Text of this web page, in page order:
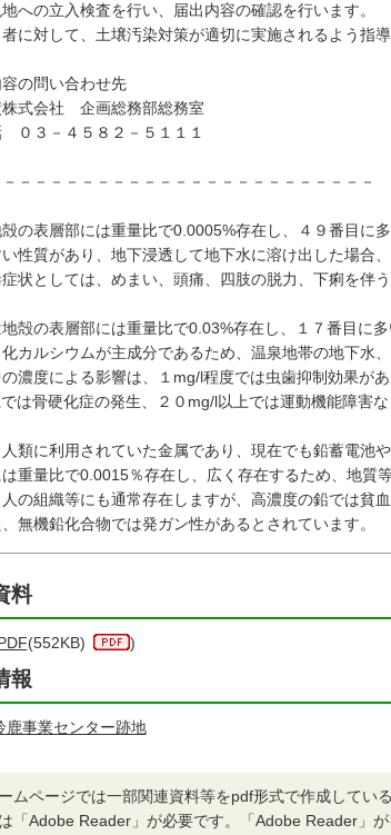
への立入検査を行い、届出内容の確認を行います。
に対して、土壌汚染対策が適切に実施されるよう指導
の問い合わせ先
式会社 企画総務部総務室
－４５８２－５１１１
－－－－－－－－－－－－－－－－－－－－－－－－
の表層部には重量比で0.0005%存在し、４９番目に
性質があり、地下浸透して地下水に溶け出した場合
状としては、めまい、頭痛、四肢の脱力、下痢を伴
殻の表層部には重量比で0.03%存在し、１７番目に
カルシウムが主成分であるため、温泉地帯の地下水
濃度による影響は、１mg/l程度では虫歯抑制効果があ
は骨硬化症の発生、２０mg/l以上では運動機能障害な
類に利用されていた金属であり、現在でも鉛蓄電池
重量比で0.0015％存在し、広く存在するため、地質
の組織等にも通常存在しますが、高濃度の鉛では貧
無機鉛化合物では発ガン性があるとされています。
料
(552KB) )
報
鹿事業センター跡地
ムページでは一部関連資料等をpdf形式で作成してい
「Adobe Reader」が必要です。「Adobe Reader」